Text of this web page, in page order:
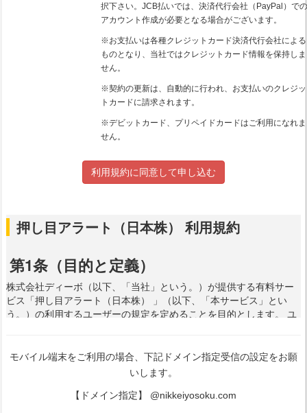
択下さい。JCB払いでは、決済代行会社（PayPal）で
アカウント作成が必要となる場合がございます。
※お支払いは各種クレジットカード決済代行会社による
ものとなり、当社ではクレジットカード情報を保持しま
せん。
※契約の更新は、自動的に行われ、お支払いのクレジッ
トカードに請求されます。
※デビットカード、プリペイドカードはご利用になれま
せん。
利用規約に同意して申し込む
モバイル端末をご利用の場合、下記ドメイン指定受信の設定をお願
いします。
【ドメイン指定】 @nikkeiyosoku.com